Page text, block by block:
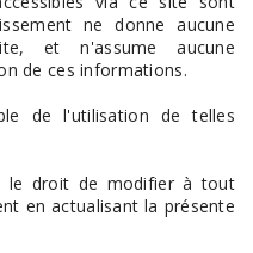
ne donne aucune
et n'assume aucune
de ces informations.
de l'utilisation de telles
le droit de modifier à tout
en actualisant la présente